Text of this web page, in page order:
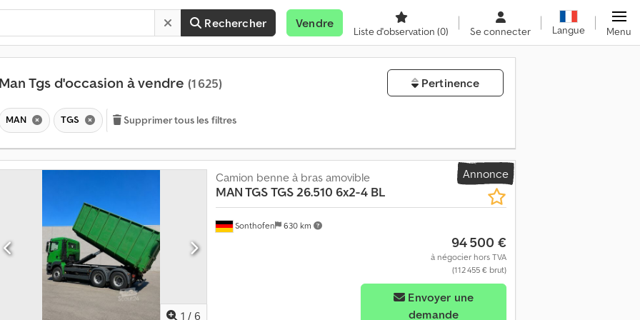
Rechercher Vendre
Liste d'observation (0) Se connecter Langue Menu
Man Tgs d'occasion à vendre (1 625) Pertinence
MAN TGS Supprimer tous les filtres
Annonce
1 / 6
Sonthofen 630 km
Camion benne à bras amovible
MAN TGSTGS 26.510 6x2-4 BL
94 500 €
à négocier hors TVA
(112 455 € brut)
demande